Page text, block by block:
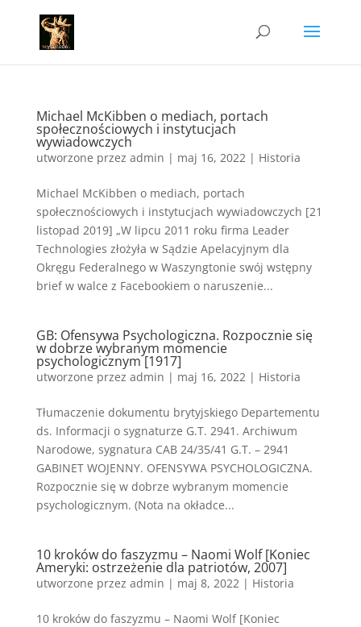
Michael McKibben o mediach, portach
społecznościowych i instytucjach
wywiadowczych
utworzone przez admin | maj 16, 2022| Historia
Michael McKibben o mediach, portach
społecznościowych i instytucjach wywiadowczych [21
listopad 2019] „W lipcu 2011 roku firma Leader
Technologies złożyła w Sądzie Apelacyjnym dla
Okręgu Federalnego w Waszyngtonie swój wstępny
brief w walce z Facebookiem o naruszenie...
GB: Ofensywa Psychologiczna. Rozpocznie się
w dobrze wybranym momencie
psychologicznym [1917]
utworzone przez admin | maj 16, 2022| Historia
Tłumaczenie dokumentu brytyjskiego Departementu
ds. Informacji o sygnaturze G.T. 2941. Archiwum
Narodowe, sygnatura CAB 24/35/41 G.T. – 2941
GABINET WOJENNY. OFENSYWA PSYCHOLOGICZNA.
Rozpocznie się w dobrze wybranym momencie
psychologicznym. (Nota na okładce...
10 kroków do faszyzmu – Naomi Wolf [Koniec
Ameryki: ostrzeżenie dla patriotów, 2007]
utworzone przez admin | maj 8, 2022| Historia
10 kroków do faszyzmu – Naomi Wolf [Koniec